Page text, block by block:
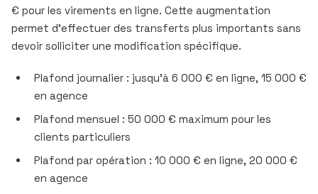
€ pour les virements en ligne. Cette augmentation
permet d’effectuer des transferts plus importants sans
devoir solliciter une modification spécifique.
Plafond journalier : jusqu’à 6 000 € en ligne, 15 000 €
en agence
Plafond mensuel : 50 000 € maximum pour les
clients particuliers
Plafond par opération : 10 000 € en ligne, 20 000 €
en agence